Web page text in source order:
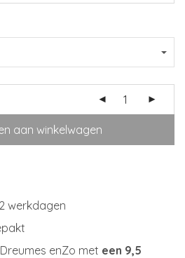
aan winkelwagen
werkdagen
enZo met een 9,5